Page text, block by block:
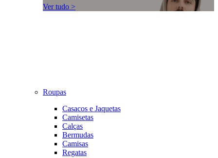
Ver tudo >
Roupas
Casacos e Jaquetas
Camisetas
Calças
Bermudas
Camisas
Regatas